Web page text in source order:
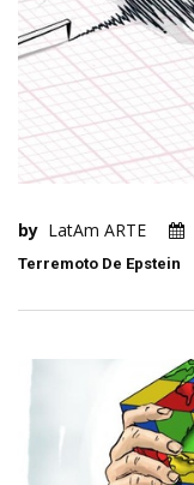
by LatAm ARTE
Terremoto De Epstein